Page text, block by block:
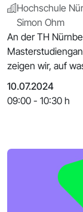
Hochschule
Simon Ohm
An der TH
zeigen wir, auf
10.07.2024
09:00 - 10:30 h